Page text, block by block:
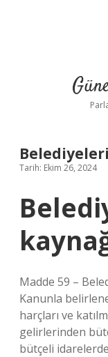
Tarih: Ekim 26, 2024
Madde 59 –
Kanunla
harçları ve
gelirlerinden
bütçeli